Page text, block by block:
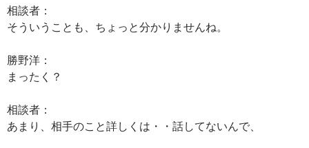
相談者：
そういうことも、ちょっと分かりませんね。
勝野洋：
まったく？
相談者：
あまり、相手のこと詳しくは・・話してないんで、